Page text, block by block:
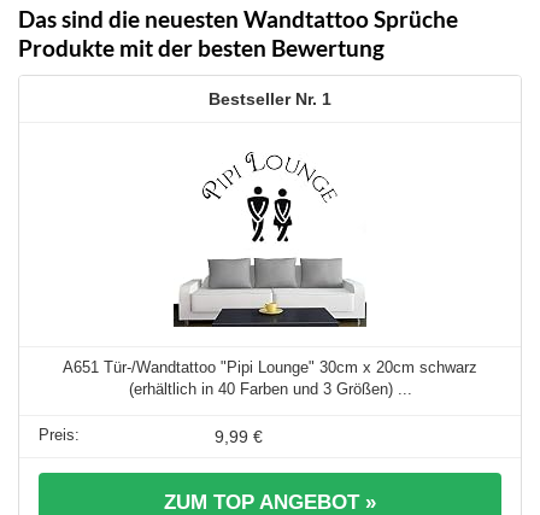
Das sind die neuesten Wandtattoo Sprüche
Produkte mit der besten Bewertung
1
A651 Tür-/Wandtattoo "Pipi Lounge" 30cm x 20cm schwarz
(erhältlich in 40 Farben und 3 Größen) ...
9,99 €
ZUM TOP ANGEBOT »